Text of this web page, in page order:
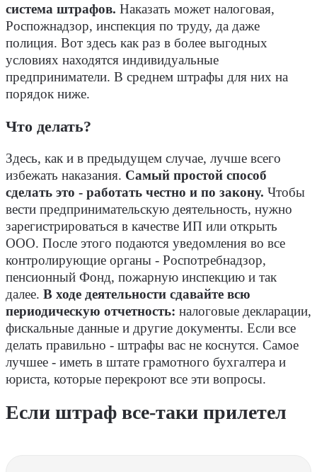
система штрафов. Наказать может налоговая,
Роспожнадзор, инспекция по труду, да даже
полиция. Вот здесь как раз в более выгодных
условиях находятся индивидуальные
предприниматели. В среднем штрафы для них на
порядок ниже.
Что делать?
Здесь, как и в предыдущем случае, лучше всего
избежать наказания. Самый простой способ
сделать это - работать честно и по закону. Чтобы
вести предпринимательскую деятельность, нужно
зарегистрироваться в качестве ИП или открыть
ООО. После этого подаются уведомления во все
контролирующие органы - Роспотребнадзор,
пенсионный Фонд, пожарную инспекцию и так
далее. В ходе деятельности сдавайте всю
периодическую отчетность: налоговые декларации,
фискальные данные и другие документы. Если все
делать правильно - штрафы вас не коснутся. Самое
лучшее - иметь в штате грамотного бухгалтера и
юриста, которые перекроют все эти вопросы.
Если штраф все-таки прилетел